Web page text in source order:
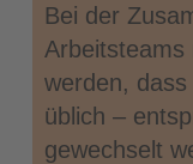
Bei der
werden,
üblich –
gewechselt